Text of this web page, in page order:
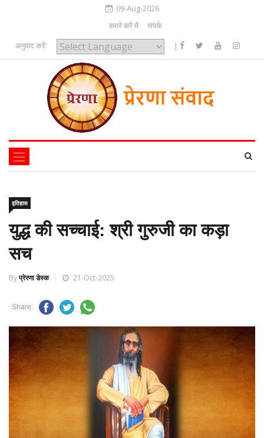
09-Aug-2026
हमारे बारे में
संपर्क
अनुवाद करें:
Powered by
|
इतिहास
युद्ध की सच्चाई: श्री गुरुजी का कड़ा
सच
Byप्रेरणा डेस्क 21-Oct-2025
Share: